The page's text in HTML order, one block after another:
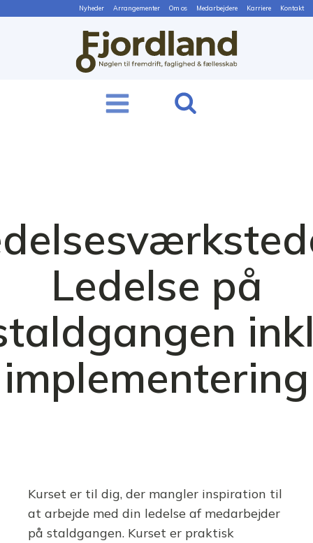
Nyheder Arrangementer Om os Medarbejdere Karriere Kontakt
Ledelse på
implementering
Kurset er til dig, der mangler inspiration til
at arbejde med din ledelse af medarbejder
på staldgangen. Kurset er praktisk